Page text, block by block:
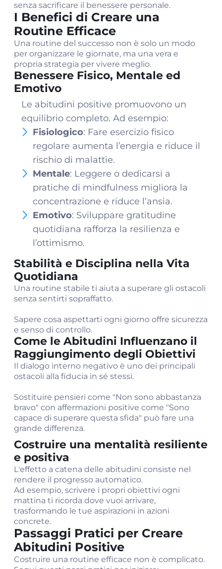
senza sacrificare il benessere personale.
I Benefici di Creare una
Routine Efficace
Una routine del successo non è solo un modo
per organizzare le giornate, ma una vera e
propria strategia per vivere meglio.
Benessere Fisico, Mentale ed
Emotivo
Le abitudini positive promuovono un
equilibrio completo. Ad esempio:
Fisiologico: Fare esercizio fisico
regolare aumenta l’energia e riduce il
rischio di malattie.
Mentale: Leggere o dedicarsi a
pratiche di mindfulness migliora la
concentrazione e riduce l’ansia.
Emotivo: Sviluppare gratitudine
quotidiana rafforza la resilienza e
l’ottimismo.
Stabilità e Disciplina nella Vita
Quotidiana
Una routine stabile ti aiuta a superare gli ostacoli
senza sentirti sopraffatto.
Sapere cosa aspettarti ogni giorno offre sicurezza
e senso di controllo.
Come le Abitudini Influenzano il
Raggiungimento degli Obiettivi
Il dialogo interno negativo è uno dei principali
ostacoli alla fiducia in sé stessi.
Sostituire pensieri come "Non sono abbastanza
bravo" con affermazioni positive come "Sono
capace di superare questa sfida" può fare una
grande differenza.
Costruire una mentalità resiliente
e positiva
L'effetto a catena delle abitudini consiste nel
rendere il progresso automatico.
Ad esempio, scrivere i propri obiettivi ogni
mattina ti ricorda dove vuoi arrivare,
trasformando le tue aspirazioni in azioni
concrete.
Passaggi Pratici per Creare
Abitudini Positive
Costruire una routine efficace non è complicato.